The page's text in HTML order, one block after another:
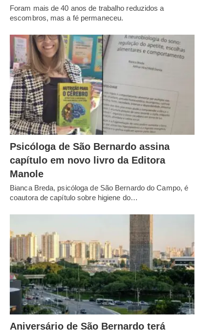
Foram mais de 40 anos de trabalho reduzidos a
escombros, mas a fé permaneceu.
Psicóloga de São Bernardo assina
capítulo em novo livro da Editora
Manole
Bianca Breda, psicóloga de São Bernardo do Campo, é
coautora de capítulo sobre higiene do…
Aniversário de São Bernardo terá